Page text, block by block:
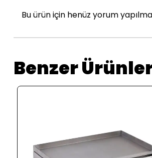
Bu ürün için henüz yorum
Benzer